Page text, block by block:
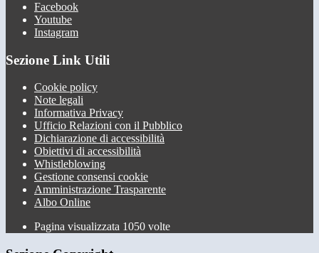
Facebook
Youtube
Instagram
Sezione Link Utili
Cookie policy
Note legali
Informativa Privacy
Ufficio Relazioni con il Pubblico
Dichiarazione di accessibilità
Obiettivi di accessibilità
Whistleblowing
Gestione consensi cookie
Amministrazione Trasparente
Albo Online
Pagina visualizzata 1050 volte